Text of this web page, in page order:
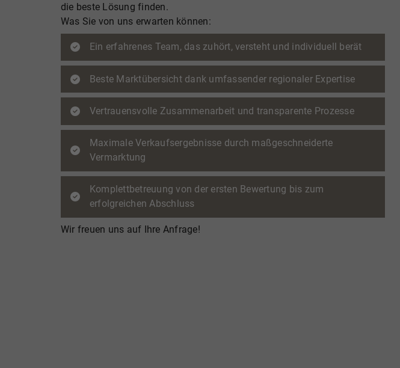
die beste Lösung finden.
Was Sie von uns erwarten können:
Ein erfahrenes Team, das zuhört, versteht und individuell berät
Beste Marktübersicht dank umfassender regionaler Expertise
Vertrauensvolle Zusammenarbeit und transparente Prozesse
Maximale Verkaufsergebnisse durch maßgeschneiderte
Vermarktung
Komplettbetreuung von der ersten Bewertung bis zum
erfolgreichen Abschluss
Wir freuen uns auf Ihre Anfrage!